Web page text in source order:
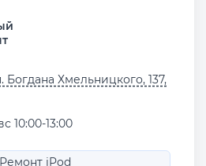
Богдана Хмельницкого, 137,
10:00-13:00
iPod